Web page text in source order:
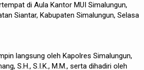
di Aula Kantor MUI Simalungun,
Siantar, Kabupaten Simalungun, Selasa
langsung oleh Kapolres Simalungun,
S.H., S.I.K., M.M., serta dihadiri oleh